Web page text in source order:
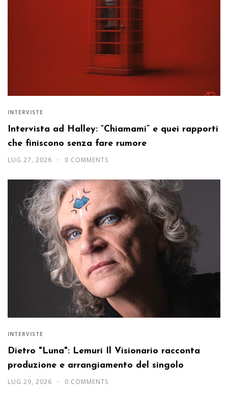
INTERVISTE
Intervista ad Halley: “Chiamami” e quei rapporti
che finiscono senza fare rumore
LUG 27, 2026 0 COMMENTS
INTERVISTE
Dietro "Luna": Lemuri Il Visionario racconta
produzione e arrangiamento del singolo
LUG 29, 2026 0 COMMENTS